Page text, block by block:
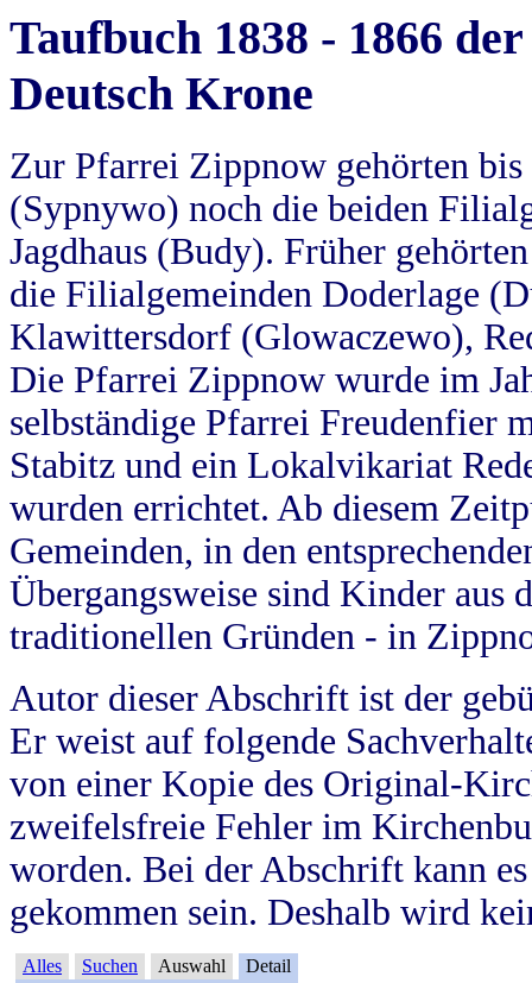
Taufbuch 1838 - 1866
Deutsch Krone
Zur Pfarrei Zippnow gehörten
(Sypnywo) noch die beiden
Jagdhaus (Budy). Früher
die Filialgemeinden Doderlage
Klawittersdorf (Glowaczewo),
Die Pfarrei Zippnow wurde im
selbständige Pfarrei Freudenfier
Stabitz und ein Lokalvikariat
wurden errichtet. Ab diesem
Gemeinden, in den
Übergangsweise sind Kinder aus
traditionellen Gründen - in
Autor dieser Abschrift ist der
Er weist auf folgende
von einer Kopie des Original-
zweifelsfreie Fehler im
worden. Bei der Abschrift kann
gekommen sein. Deshalb wird
Alles Suchen Auswahl Detail